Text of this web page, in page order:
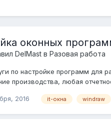
оконных
DelMast в Разовая работа
по настройке программ для
производства, любая
2016 it-окна windraw